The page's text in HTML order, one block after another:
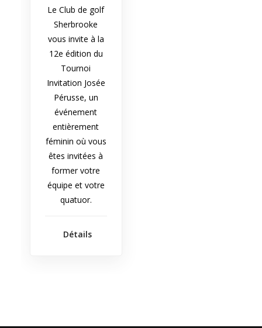
Le Club de golf
Sherbrooke
vous invite à la
12e édition du
Tournoi
Invitation Josée
Pérusse, un
événement
entièrement
féminin où vous
êtes invitées à
former votre
équipe et votre
quatuor.
Détails